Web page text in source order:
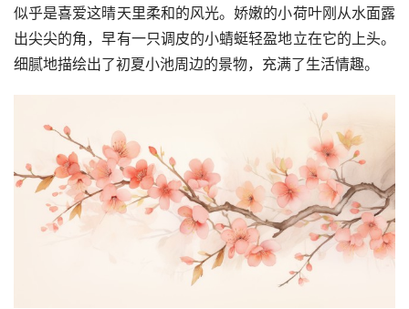
似乎是喜爱这晴天里柔和的风光。娇嫩的小荷叶刚从水面露
出尖尖的角，早有一只调皮的小蜻蜓轻盈地立在它的上头。
细腻地描绘出了初夏小池周边的景物，充满了生活情趣。